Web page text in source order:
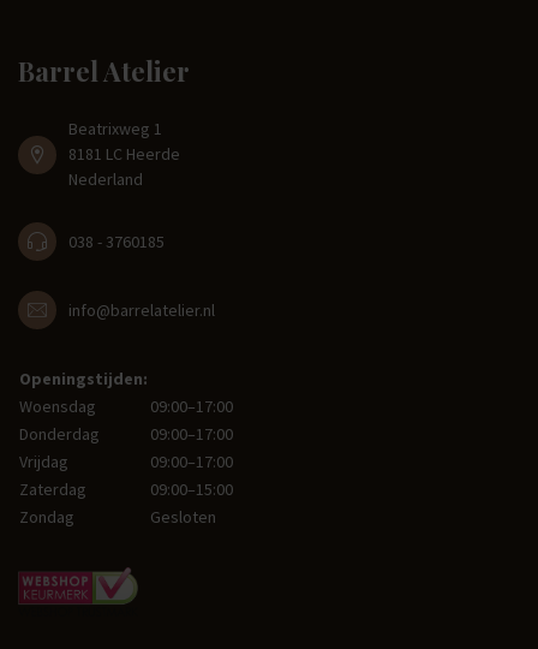
Barrel Atelier
Beatrixweg 1
8181 LC Heerde
Nederland
038 - 3760185
info@barrelatelier.nl
Openingstijden:
Woensdag
09:00–17:00
Donderdag
09:00–17:00
Vrijdag
09:00–17:00
Zaterdag
09:00–15:00
Zondag
Gesloten